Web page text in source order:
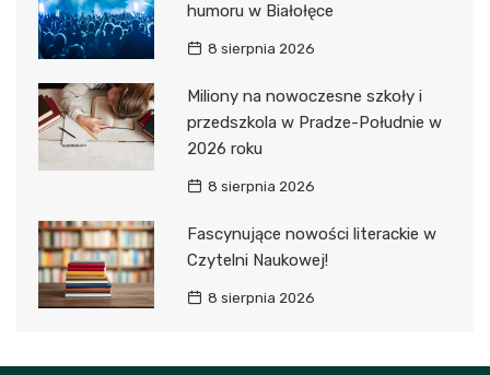
humoru w Białołęce
8 sierpnia 2026
Miliony na nowoczesne szkoły i
przedszkola w Pradze-Południe w
2026 roku
8 sierpnia 2026
Fascynujące nowości literackie w
Czytelni Naukowej!
8 sierpnia 2026